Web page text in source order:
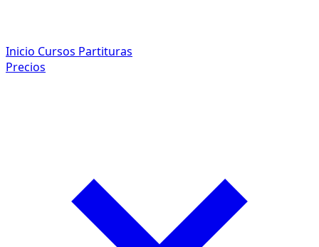
Inicio Cursos Partituras
Precios